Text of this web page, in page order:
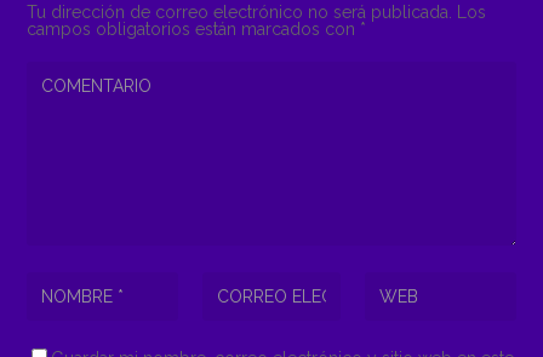
Tu dirección de correo electrónico no será publicada. Los
campos obligatorios están marcados con *